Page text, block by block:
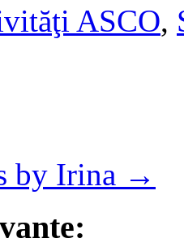
ASCO,
by Irina →